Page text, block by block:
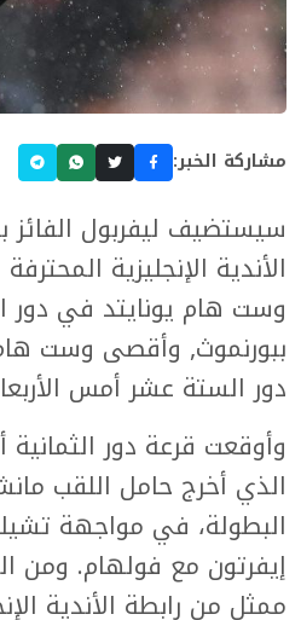
مشاركة الخبر:
سيستضيف ليفربول
الأندية الإنجليزية
وست هام يونايتد في دور
ببورنموث, وأقصى وست
دور الستة عشر أمس
وأوقعت قرعة دور الثمانية
الذي أخرج حامل اللقب
البطولة، في مواجهة
إيفرتون مع فولهام. ومن
ممثل من رابطة الأندية